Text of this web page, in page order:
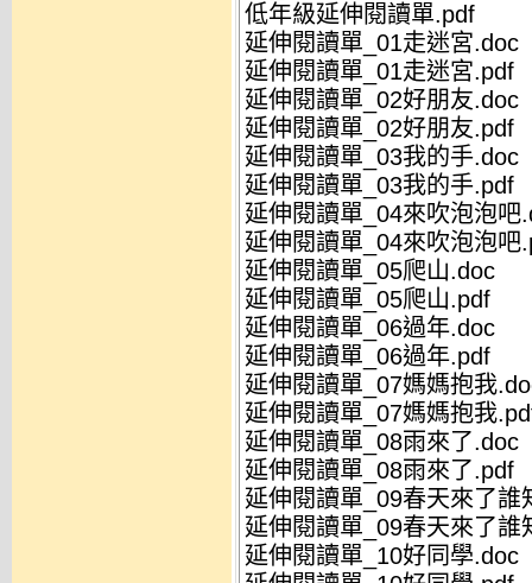
低年級延伸閱讀單.pdf
延伸閱讀單_01走迷宮.doc
延伸閱讀單_01走迷宮.pdf
延伸閱讀單_02好朋友.doc
延伸閱讀單_02好朋友.pdf
延伸閱讀單_03我的手.doc
延伸閱讀單_03我的手.pdf
延伸閱讀單_04來吹泡泡吧
延伸閱讀單_04來吹泡泡吧
延伸閱讀單_05爬山.doc
延伸閱讀單_05爬山.pdf
延伸閱讀單_06過年.doc
延伸閱讀單_06過年.pdf
延伸閱讀單_07媽媽抱我
延伸閱讀單_07媽媽抱我
延伸閱讀單_08雨來了.doc
延伸閱讀單_08雨來了.pdf
延伸閱讀單_09春天來了誰
延伸閱讀單_09春天來了誰
延伸閱讀單_10好同學.doc